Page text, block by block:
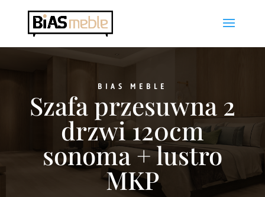
BIAS MEBLE
Szafa przesuwna 2
drzwi 120cm
sonoma + lustro
MKP